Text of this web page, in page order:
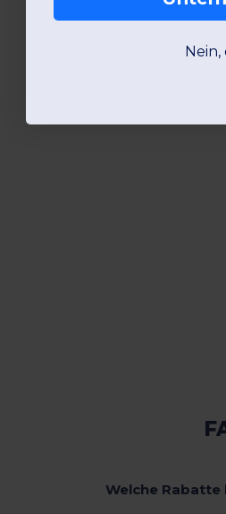
Welche Rabatte